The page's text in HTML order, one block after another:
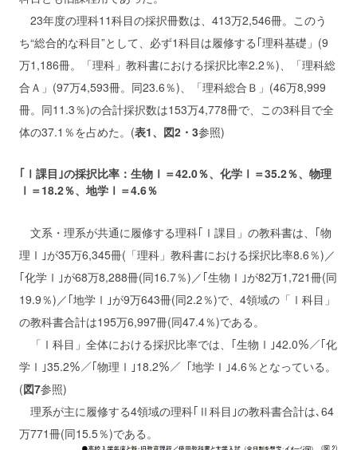
23年度の理科11科目の採択冊数は、413万2,546冊。このう
ち“総合的な科目”として、必ず1科目は履修する｢理科基礎」(9
万1,186冊。「理科」教科書における採択比率2.2％)、「理科総
合Ａ」(97万4,593冊。同23.6％)、「理科総合Ｂ」(46万8,999
冊。同11.3％)の合計採択数は153万4,778冊で、この3科目で全
体の37.1％を占めた。(表1、図2・3参照)
｢Ⅰ課目｣の採択比率：生物Ⅰ＝42.0％、化学Ⅰ＝35.2％、物理
Ⅰ＝18.2％、地学Ⅰ＝4.6％
文系・理系が共通に履修する理科｢Ⅰ課目」の教科書は、｢物
理Ⅰ｣が35万6,345冊(「理科」教科書における採択比率8.6％)／
｢化学Ⅰ｣が68万8,288冊(同16.7％)／｢生物Ⅰ｣が82万1,721冊(同
19.9％)／｢地学Ⅰ｣が9万643冊(同2.2％)で、4領域の「Ⅰ科目」
の教科書合計は195万6,997冊(同47.4％)である。
「Ⅰ科目」全体における採択比率では、｢生物Ⅰ｣42.0％／｢化
学Ⅰ｣35.2％／｢物理Ⅰ｣18.2％／「地学Ⅰ｣4.6％となっている。
(図7参照)
理系が主に履修する4領域の理科｢Ⅱ科目｣の教科書合計は､64
万771冊(同15.5％)である。